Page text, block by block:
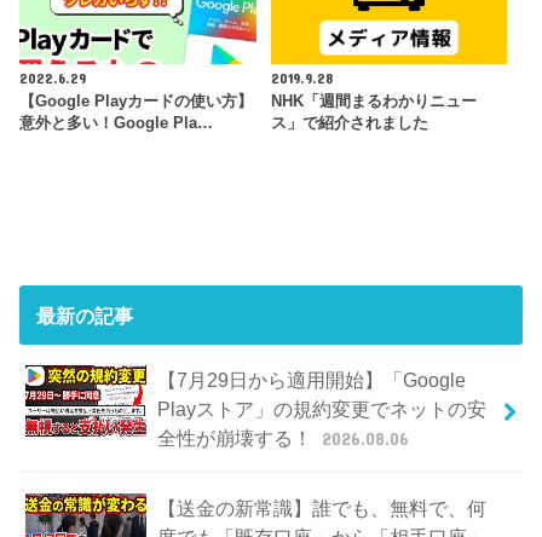
2022.6.29
【Google Playカードの使い方】
意外と多い！Google Pla…
2019.9.28
NHK「週間まるわかりニュー
ス」で紹介されました
最新の記事
【7月29日から適用開始】「Google
Playストア」の規約変更でネットの安
全性が崩壊する！
2026.08.06
【送金の新常識】誰でも、無料で、何